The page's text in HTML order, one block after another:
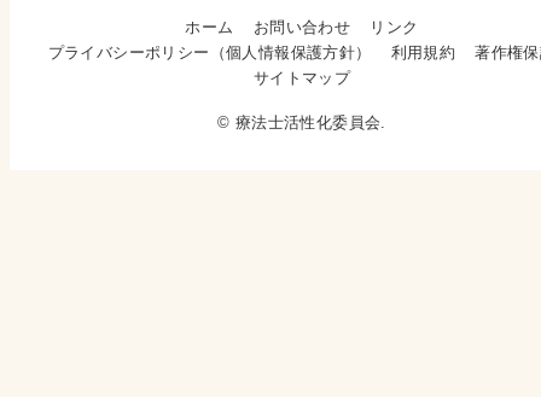
ホーム お問い合わせ
リンク
プライバシーポリシー（個人情報保護方針）
利用規約
著作権
サイトマップ
© 療法士活性化委員会.